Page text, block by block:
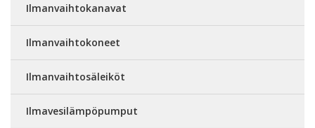
Ilmanvaihtokanavat
Ilmanvaihtokoneet
Ilmanvaihtosäleiköt
Ilmavesilämpöpumput